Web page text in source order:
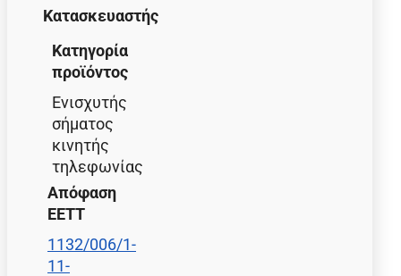
Κατασκευαστής
Κατηγορία
προϊόντος
Ενισχυτής
σήματος
κινητής
τηλεφωνίας
Απόφαση
ΕΕΤΤ
1132/006/1-
11-